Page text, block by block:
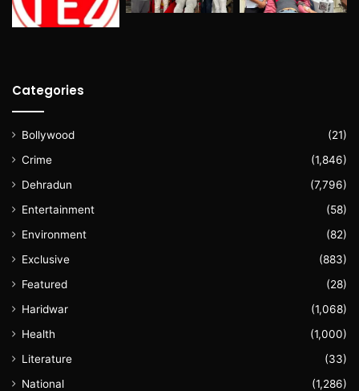
Categories
Bollywood
(21)
Crime
(1,846)
Dehradun
(7,796)
Entertainment
(58)
Environment
(82)
Exclusive
(883)
Featured
(28)
Haridwar
(1,068)
Health
(1,000)
Literature
(33)
National
(1,286)